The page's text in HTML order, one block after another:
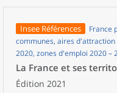
Insee Références
France
communes, aires
2020, zones d'emploi 2020 –
La France et ses
Édition 2021